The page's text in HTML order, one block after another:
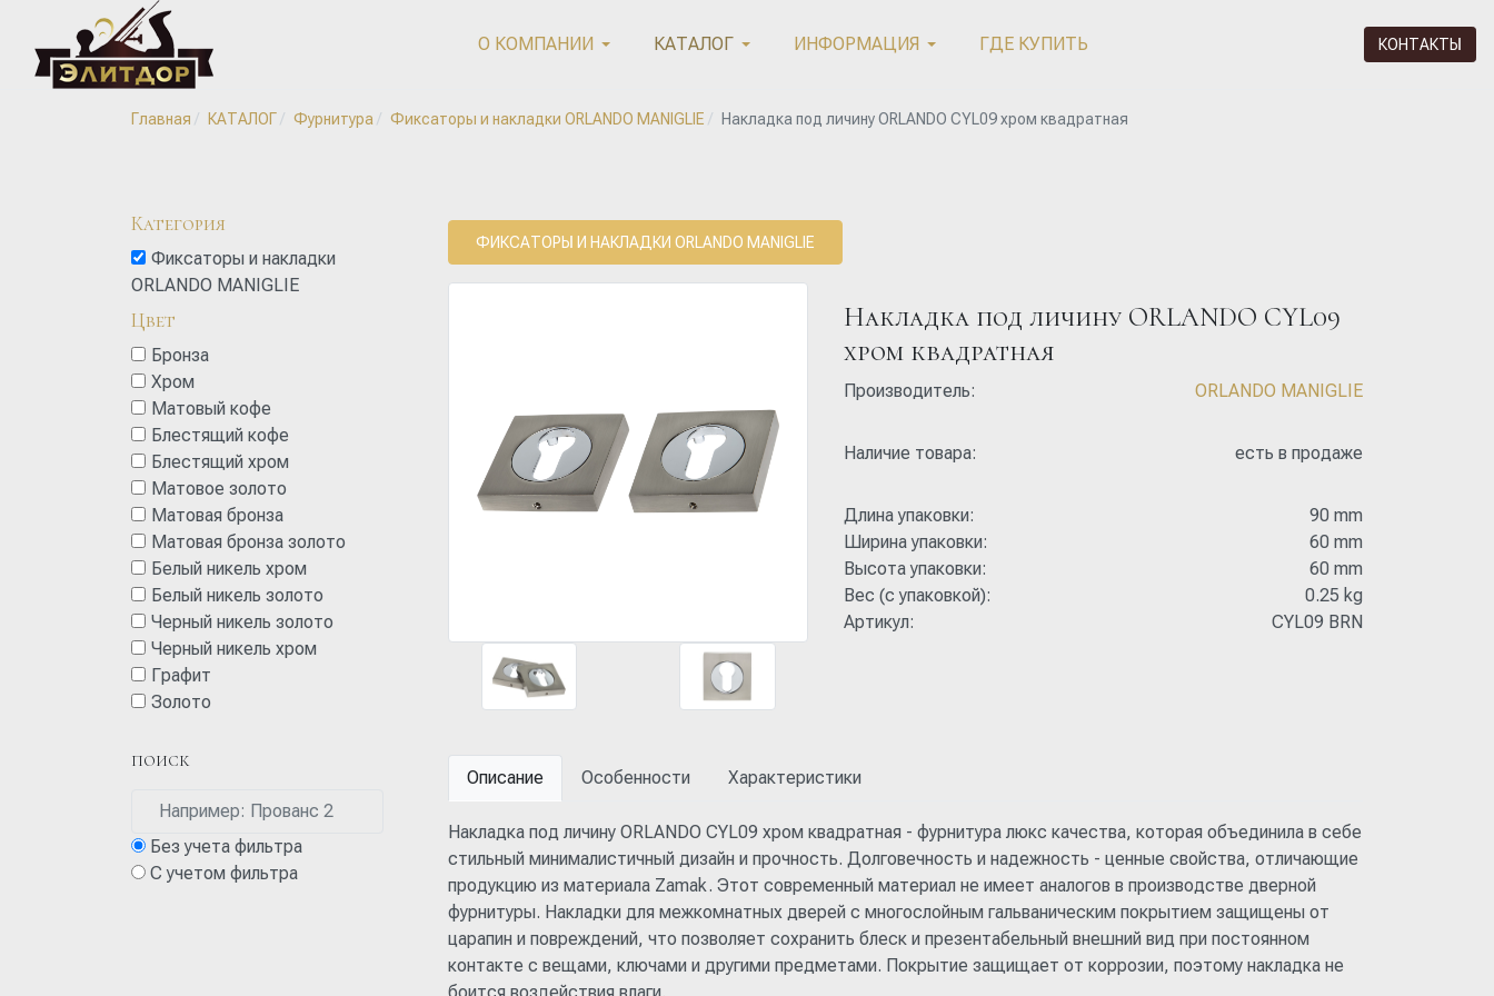
О КОМПАНИИ КАТАЛОГ ИНФОРМАЦИЯ ГДЕ КУПИТЬ КОНТАКТЫ
Главная КАТАЛОГ Фурнитура Фиксаторы и накладки ORLANDO MANIGLIE Накладка под личину ORLANDO CYL09 хром квадратная
ФИКСАТОРЫ И НАКЛАДКИ ORLANDO MANIGLIE
Накладка под личину ORLANDO CYL09
хром квадратная
Производитель: ORLANDO MANIGLIE
Наличие товара: есть в продаже
Длина упаковки:
90 mm
Ширина упаковки:
60 mm
Высота упаковки:
60 mm
Вес (с упаковкой):
0.25 kg
Артикул:
CYL09 BRN
Описание Особенности Характеристики
Накладка под личину ORLANDO CYL09 хром квадратная - фурнитура люкс качества, которая объединила в себе
стильный минималистичный дизайн и прочность. Долговечность и надежность - ценные свойства, отличающие
продукцию из материала Zamak. Этот современный материал не имеет аналогов в производстве дверной
фурнитуры. Накладки для межкомнатных дверей с многослойным гальваническим покрытием защищены от
царапин и повреждений, что позволяет сохранить блеск и презентабельный внешний вид при постоянном
контакте с вещами, ключами и другими предметами. Покрытие защищает от коррозии, поэтому накладка не
Категория
Фиксаторы и накладки
ORLANDO MANIGLIE
Цвет
Бронза
Хром
Матовый кофе
Блестящий кофе
Блестящий хром
Матовое золото
Матовая бронза
Матовая бронза золото
Белый никель хром
Белый никель золото
Черный никель золото
Черный никель хром
Графит
Золото
ПОИСК
Без учета фильтра
С учетом фильтра